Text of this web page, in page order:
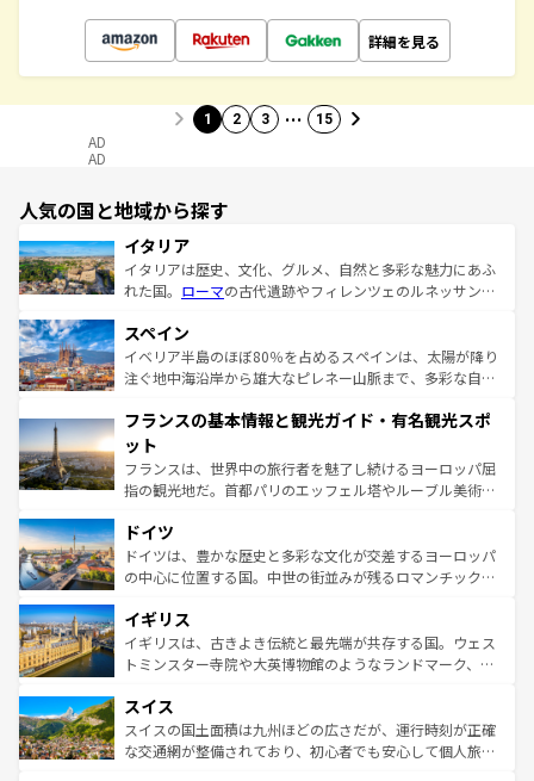
詳細を見る
1 2 3 … 15
AD
AD
人気の国と地域から探す
イタリア
イタリアは歴史、文化、グルメ、自然と多彩な魅力にあふ
れた国。 ローマの古代遺跡やフィレンツェのルネッサンス
ろん、トスカーナの美しい田園風景やアマルフィ海岸の絶
景など、自然景観も見逃せない。観光の合間には、本場の
ピザやパスタなど、絶品のイタリア料理を堪能することも
ませてくれるイタリアで、忘れられない旅をしてみよう！
なお、新着のイタリア情報は
しい。
スペイン
イベリア半島のほぼ80％を占めるスペインは、太陽が降り
注ぐ地中海沿岸から雄大なピレネー山脈まで、多彩な自然
文化が根付くこの国では、情熱的なフラメンコ、熱気あふ
れる闘牛、そして美味しいタパスが生活の一部となってい
る。首都マドリードの洗練された雰囲気や、バルセロナの
アートに溢れた街角から、地方では古代ローマ遺跡や中世
せる。地方によって風土や気候が異なるスペインはその個
性で訪れる人を魅了する。 なお、新着のスペイン情報は コ
ンテンツ一覧を参照してほしい。
フランスの基本情報と観光ガイド・有名観光スポ
ット
フランスは、世界中の旅行者を魅了し続けるヨーロッパ屈
指の観光地だ。首都パリのエッフェル塔やルーブル美術館
で、幅広い魅力が詰まっている。華麗な宮殿、歴史的な大
聖堂、美しいビーチ、そして豊かな自然が、訪れる者を心
から魅了する。また、フランスは美食の国としても知ら
いる。シャンパンの発祥地であるランス、プロヴァンスの
香り高いラベンダー畑など、多彩な楽しみ方が可能だ。さ
らに、パリ以外の地域にも魅力が溢れており、どの街角に
れる地方に足を運ぶとそれぞれで全く異なる文化を体験で
きるだろう。 なお、新着のフランス情報はコンテンツ一覧
を参照してほしい。
ドイツ
ドイツは、豊かな歴史と多彩な文化が交差するヨーロッパ
の中心に位置する国。中世の街並みが残るロマンチック街
顔を持つこの国は、どこを歩いても飽きることがない。ベ
ルリンの文化的活気、バイエルン州のアルプスの絶景、そ
してライン川沿いのワイン畑といった風景は必見。ビール
は、お酒好きな人にはぜひ体験してほしい。 なお、新着の
ドイツ情報はコンテンツ一覧を参照してほしい。
イギリス
イギリスは、古きよき伝統と最先端が共存する国。ウェス
トミンスター寺院や大英博物館のようなランドマーク、歴
リアごとに異なる魅力がある。また、優雅なアフタヌーン
ティー、ビール好きにはたまらない英国パブ、サッカー観
戦など、本場だからこそできる体験も豊富。イギリスを旅
スイス
スイスの国土面積は九州ほどの広さだが、運行時刻が正確
な交通網が整備されており、初心者でも安心して個人旅行